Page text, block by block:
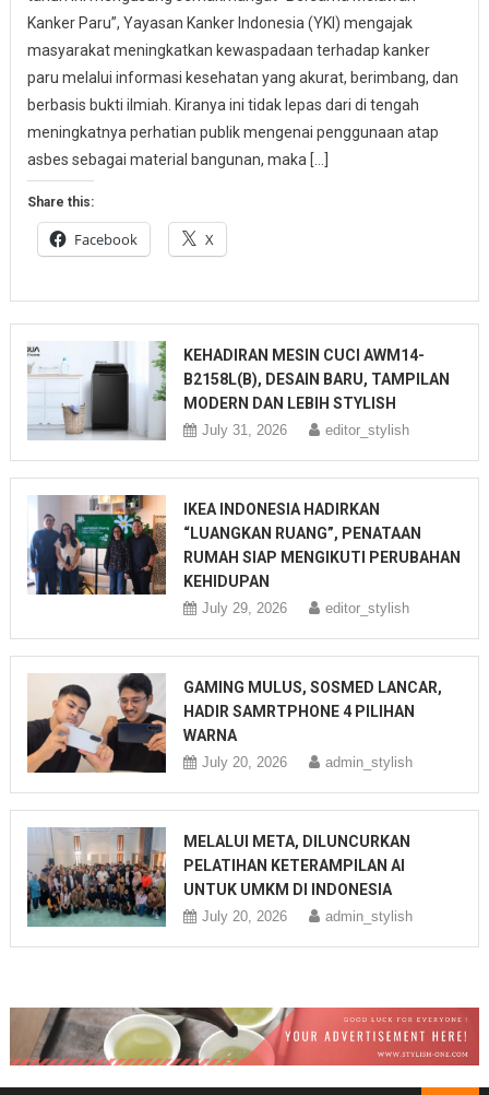
Kanker Paru”, Yayasan Kanker Indonesia (YKI) mengajak
masyarakat meningkatkan kewaspadaan terhadap kanker
paru melalui informasi kesehatan yang akurat, berimbang, dan
berbasis bukti ilmiah. Kiranya ini tidak lepas dari di tengah
meningkatnya perhatian publik mengenai penggunaan atap
asbes sebagai material bangunan, maka […]
Share this:
Facebook X
KEHADIRAN MESIN CUCI AWM14-
B2158L(B), DESAIN BARU, TAMPILAN
MODERN DAN LEBIH STYLISH
July 31, 2026 editor_stylish
IKEA INDONESIA HADIRKAN
“LUANGKAN RUANG”, PENATAAN
RUMAH SIAP MENGIKUTI PERUBAHAN
KEHIDUPAN
July 29, 2026 editor_stylish
GAMING MULUS, SOSMED LANCAR,
HADIR SAMRTPHONE 4 PILIHAN
WARNA
July 20, 2026 admin_stylish
MELALUI META, DILUNCURKAN
PELATIHAN KETERAMPILAN AI
UNTUK UMKM DI INDONESIA
July 20, 2026 admin_stylish